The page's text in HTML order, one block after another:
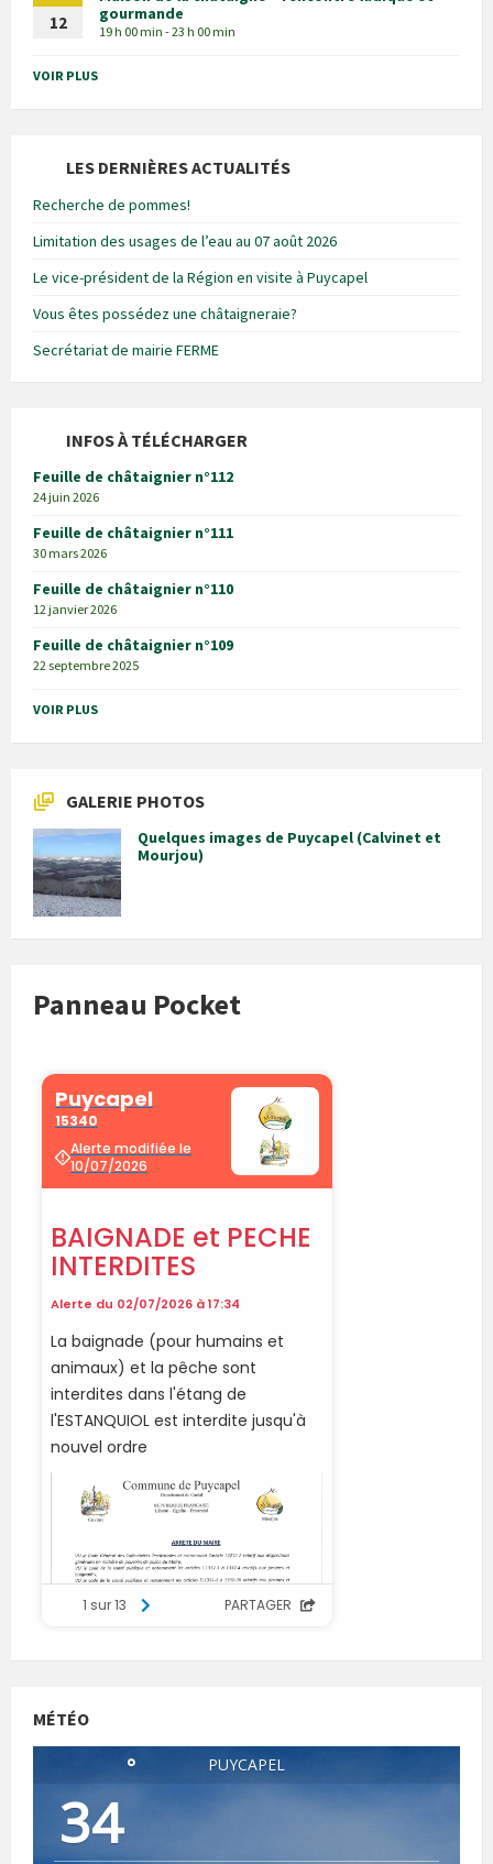
12
gourmande
19 h 00 min - 23 h 00 min
VOIR PLUS
LES DERNIÈRES ACTUALITÉS
Recherche de pommes!
Limitation des usages de l’eau au 07 août 2026
Le vice-président de la Région en visite à Puycapel
Vous êtes possédez une châtaigneraie?
Secrétariat de mairie FERME
INFOS À TÉLÉCHARGER
Feuille de châtaignier n°112
24 juin 2026
Feuille de châtaignier n°111
30 mars 2026
Feuille de châtaignier n°110
12 janvier 2026
Feuille de châtaignier n°109
22 septembre 2025
VOIR PLUS
GALERIE PHOTOS
Quelques images de Puycapel (Calvinet et
Mourjou)
Panneau Pocket
MÉTÉO
PUYCAPEL
34
°